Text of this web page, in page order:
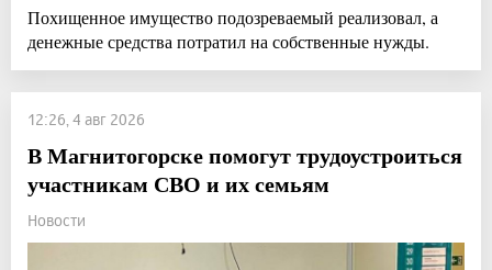
Похищенное имущество подозреваемый реализовал, а
денежные средства потратил на собственные нужды.
12:26, 4 авг 2026
В Магнитогорске помогут трудоустроиться
участникам СВО и их семьям
Новости